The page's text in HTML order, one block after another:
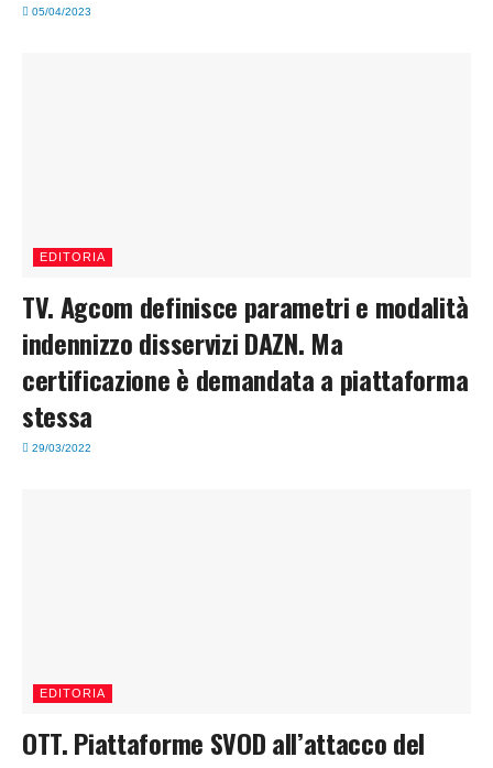
05/04/2023
EDITORIA
TV. Agcom definisce parametri e modalità
indennizzo disservizi DAZN. Ma
certificazione è demandata a piattaforma
stessa
29/03/2022
EDITORIA
OTT. Piattaforme SVOD all’attacco del